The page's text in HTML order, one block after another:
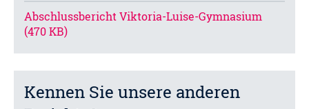
Abschlussbericht Viktoria-Luise-Gymnasium
(470 KB)
Kennen Sie unsere anderen